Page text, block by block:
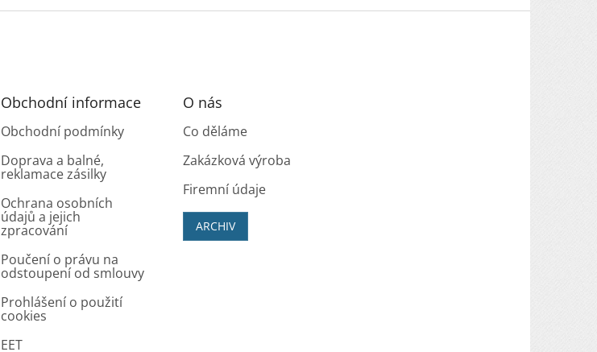
Obchodní informace
Obchodní podmínky
Doprava a balné,
reklamace zásilky
Ochrana osobních
údajů a jejich
zpracování
Poučení o právu na
odstoupení od smlouvy
Prohlášení o použití
cookies
EET
O nás
Co děláme
Zakázková výroba
Firemní údaje
ARCHIV